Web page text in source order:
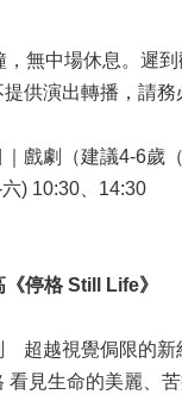
無中場休息。遲到
供演出轉播，請務
戲劇（建議4-6歲
) 10:30、14:30
停格 Still Life》
超越視覺侷限的新
看見生命的美麗、